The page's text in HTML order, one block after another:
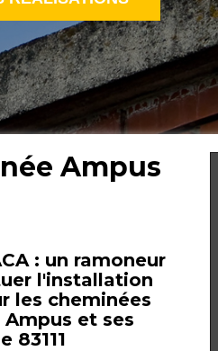
Ampus
: un ramoneur
l'installation
les cheminées
et ses
83111